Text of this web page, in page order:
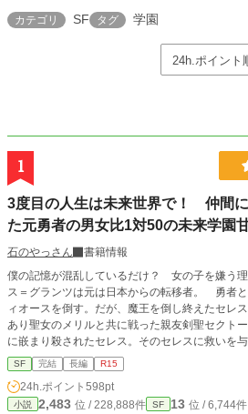
カテゴリ SF タグ 学園
1
3度目の人生は未来世界で！ 仲間
た元勇者の男女比1対50の未来学園
石のやっさん
書籍情報
僕の記憶が混乱しているだけ？ 女の子を嫌う
ス＝グランツは元は日本からの転移者。 勇者
ィオースを倒す。だが、魔王を倒し終えたセレ
あり聖女のメリルと共に戦った親友剣聖セクト
に嵌まり殺されたセレス。そのセレスに救いを
た。 セレスの『恋愛をしたい』という望みを叶
させたのは正光25年男女比が1対50になった地球
Fにしました。 今回、25周年アニバーサリーカ
を 正光25年に変更しました。
SF 完結 長編 R15
24h.ポイント 598pt
小説 2,483 位 / 228,888件 SF 13 位 / 6,744件